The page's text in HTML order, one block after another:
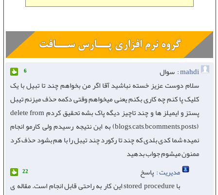
mahdi : سوال 6
سلام دوست عزیز خسته نباشید آقا اگر من بخواهم چند تا تبیل با یک
کلیک پا کنم چه کاری بکنم یعنی میخواهم وقتی دکمه حذف میزنم تیبل
پستز و ایمیلز ها و چند تاچیز دیگه پاک بشه تحقیق کردم delete from
(blogs,cats,bcomments,posts) به این نتیجه رسیدم ولی کارمو انجام
نمیده شما کدی بلدی که چند تا رکورد چند تیبل را با هم بشود حذف کرد
ممنون میشوم جواب بدهید
مدیریت :پاسخ 22
با stored procedure این کار به راحتی قابل انجام است. مقاله ی